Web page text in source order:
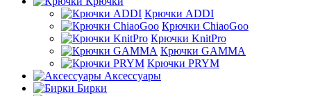
Крючки ADDI
Крючки ChiaoGoo
Крючки KnitPro
Крючки GAMMA
Крючки PRYM
Аксессуары
Бирки